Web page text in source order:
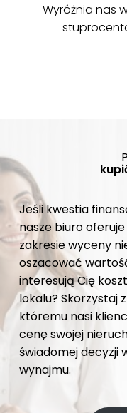
Wyróżnia nas
Jeśli kwestia
nasze biuro
zakresie wyceny
oszacować
interesują Cię
lokalu? Skorzystaj
któremu nasi
cenę swojej
świadomej decyzji
wynajmu.